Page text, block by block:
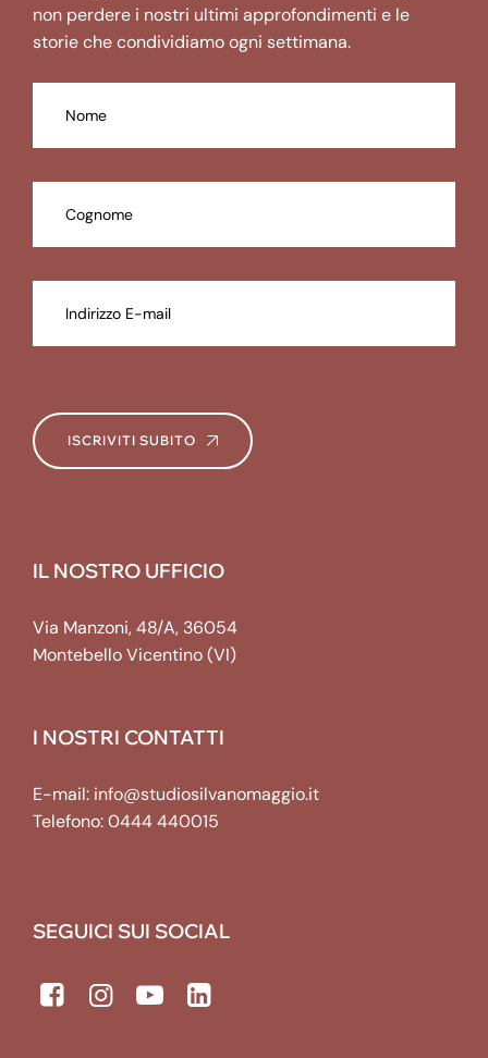
non perdere i nostri ultimi approfondimenti e le
storie che condividiamo ogni settimana.
ISCRIVITI SUBITO
IL NOSTRO UFFICIO
Via Manzoni, 48/A, 36054
Montebello Vicentino (VI)
I NOSTRI CONTATTI
E-mail: info@studiosilvanomaggio.it
Telefono:0444 440015
SEGUICI SUI SOCIAL